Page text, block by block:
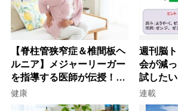
【脊柱管狭窄症＆椎間板ヘ
ルニア】メジャーリーガー
を指導する医師が伝授！腰
痛を自力で治す運動療法4
健康
週刊脳
会が減
試した
連載